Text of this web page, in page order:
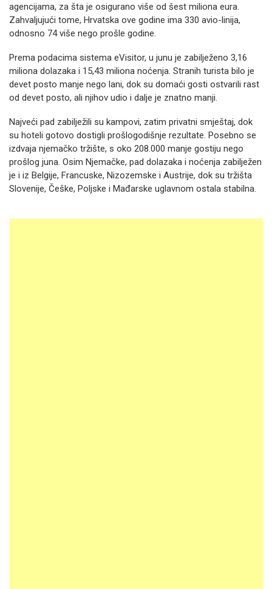
agencijama, za šta je osigurano više od šest miliona eura.
Zahvaljujući tome, Hrvatska ove godine ima 330 avio-linija,
odnosno 74 više nego prošle godine.
Prema podacima sistema eVisitor, u junu je zabilježeno 3,16
miliona dolazaka i 15,43 miliona noćenja. Stranih turista bilo je
devet posto manje nego lani, dok su domaći gosti ostvarili rast
od devet posto, ali njihov udio i dalje je znatno manji.
Najveći pad zabilježili su kampovi, zatim privatni smještaj, dok
su hoteli gotovo dostigli prošlogodišnje rezultate. Posebno se
izdvaja njemačko tržište, s oko 208.000 manje gostiju nego
prošlog juna. Osim Njemačke, pad dolazaka i noćenja zabilježen
je i iz Belgije, Francuske, Nizozemske i Austrije, dok su tržišta
Slovenije, Češke, Poljske i Mađarske uglavnom ostala stabilna.